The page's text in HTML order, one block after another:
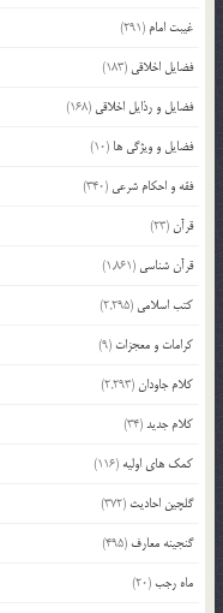
غیبت امام (291)
فضایل اخلاقی (183)
فضایل و رذایل اخلاقی (168)
فضایل و ویژگی ها (10)
فقه و احکام شرعی (340)
قرآن(23)
قرآن شناسی (1,861)
کتب اسلامی (2,295)
کرامات و معجزات (9)
کلام جاودان(2,293)
کلام جدید(34)
کمک های اولیه (116)
گلچین احادیث (372)
گنجینه معارف (495)
ماه رجب(20)